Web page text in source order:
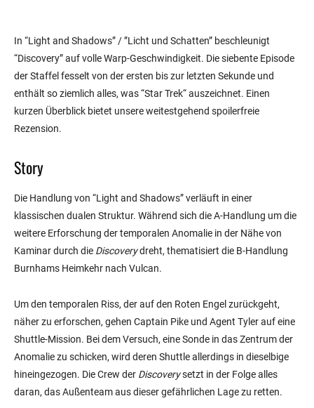
In “Light and Shadows” / ”Licht und Schatten” beschleunigt
“Discovery” auf volle Warp-Geschwindigkeit. Die siebente Episode
der Staffel fesselt von der ersten bis zur letzten Sekunde und
enthält so ziemlich alles, was “Star Trek“ auszeichnet. Einen
kurzen Überblick bietet unsere weitestgehend spoilerfreie
Rezension.
Story
Die Handlung von “Light and Shadows” verläuft in einer
klassischen dualen Struktur. Während sich die A-Handlung um die
weitere Erforschung der temporalen Anomalie in der Nähe von
Kaminar durch die Discoverydreht, thematisiert die B-Handlung
Burnhams Heimkehr nach Vulcan.
Um den temporalen Riss, der auf den Roten Engel zurückgeht,
näher zu erforschen, gehen Captain Pike und Agent Tyler auf eine
Shuttle-Mission. Bei dem Versuch, eine Sonde in das Zentrum der
Anomalie zu schicken, wird deren Shuttle allerdings in dieselbige
hineingezogen. Die Crew der Discoverysetzt in der Folge alles
daran, das Außenteam aus dieser gefährlichen Lage zu retten.